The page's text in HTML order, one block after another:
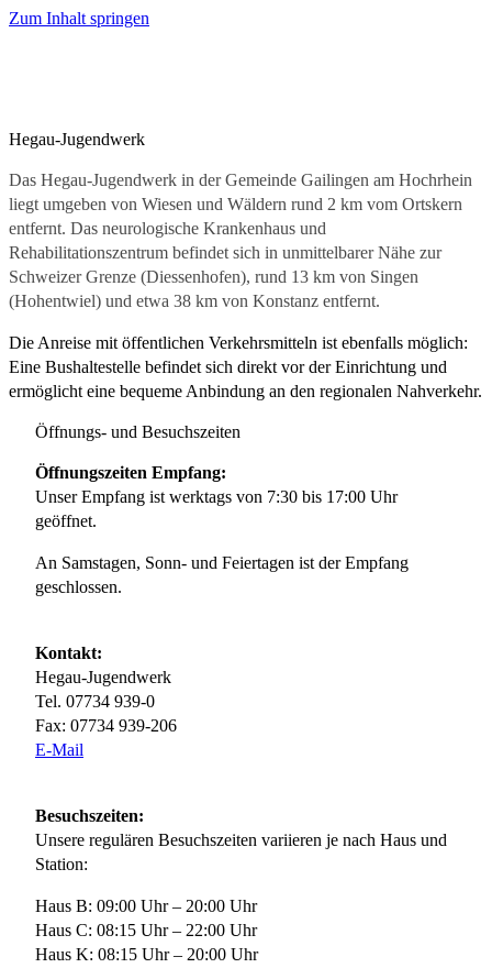
Zum Inhalt springen
Hegau-Jugendwerk
Das Hegau-Jugendwerk in der Gemeinde Gailingen am Hochrhein
liegt umgeben von Wiesen und Wäldern rund 2 km vom Ortskern
entfernt. Das neurologische Krankenhaus und
Rehabilitationszentrum befindet sich in unmittelbarer Nähe zur
Schweizer Grenze (Diessenhofen), rund 13 km von Singen
(Hohentwiel) und etwa 38 km von Konstanz entfernt.
Die Anreise mit öffentlichen Verkehrsmitteln ist ebenfalls möglich:
Eine Bushaltestelle befindet sich direkt vor der Einrichtung und
ermöglicht eine bequeme Anbindung an den regionalen Nahverkehr.
Öffnungs- und Besuchszeiten
Öffnungszeiten Empfang:
Unser Empfang ist werktags von 7:30 bis 17:00 Uhr
geöffnet.
An Samstagen, Sonn- und Feiertagen ist der Empfang
geschlossen.
Kontakt:
Hegau-Jugendwerk
Tel. 07734 939-0
Fax: 07734 939-206
E-Mail
Besuchszeiten:
Unsere regulären Besuchszeiten variieren je nach Haus und
Station:
Haus B: 09:00 Uhr – 20:00 Uhr
Haus C: 08:15 Uhr – 22:00 Uhr
Haus K: 08:15 Uhr – 20:00 Uhr